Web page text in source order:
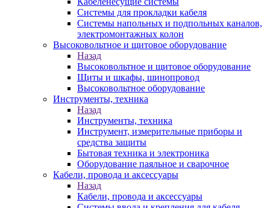
Системы для прокладки кабеля
Системы напольных и подпольных каналов,
электромонтажных колон
Высоковольтное и щитовое оборудование
Назад
Высоковольтное и щитовое оборудование
Щиты и шкафы, шинопровод
Высоковольтное оборудование
Инструменты, техника
Назад
Инструменты, техника
Инструмент, измерительные приборы и
средства защиты
Бытовая техника и электроника
Оборудование паяльное и сварочное
Кабели, провода и аксессуары
Назад
Кабели, провода и аксессуары